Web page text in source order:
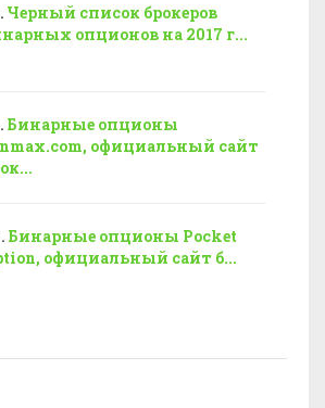
Черный список брокеров
опционов на 2017 г...
Бинарные опционы
официальный сайт
Бинарные опционы Pocket
официальный сайт б...